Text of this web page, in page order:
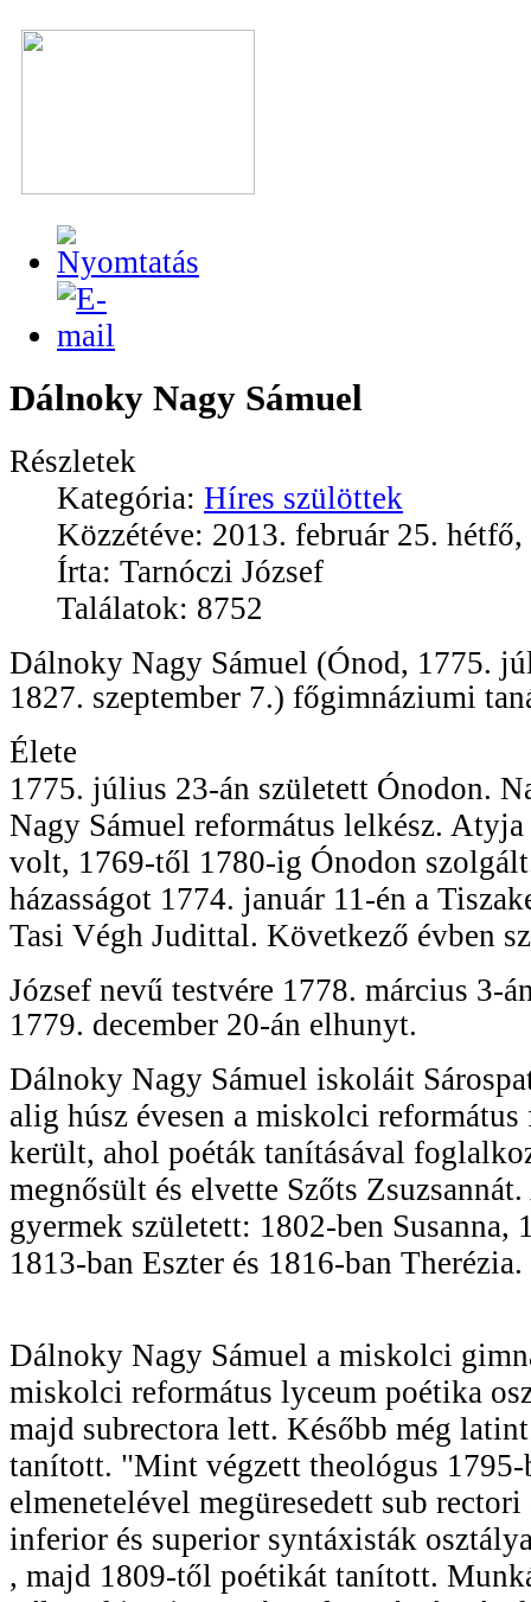
Dálnoky Nagy Sámuel
Részletek
Kategória: Híres szülöttek
Közzétéve: 2013. február 25.
Írta: Tarnóczi József
Találatok: 8752
Dálnoky Nagy Sámuel (Ónod, 1775.
1827. szeptember 7.) főgimnáziumi
Élete
1775. július 23-án született Ónodon.
Nagy Sámuel református lelkész.
volt, 1769-től 1780-ig Ónodon
házasságot 1774. január 11-én a
Tasi Végh Judittal. Következő évben
József nevű testvére 1778. március 3-
1779. december 20-án elhunyt.
Dálnoky Nagy Sámuel iskoláit
alig húsz évesen a miskolci
került, ahol poéták tanításával
megnősült és elvette Szőts
gyermek született: 1802-ben Susanna,
1813-ban Eszter és 1816-ban Therézia.
Dálnoky Nagy Sámuel a miskolci
miskolci református lyceum poétika
majd subrectora lett. Később még
tanított. "Mint végzett theológus
elmenetelével megüresedett sub
inferior és superior syntáxisták
, majd 1809-től poétikát tanított.